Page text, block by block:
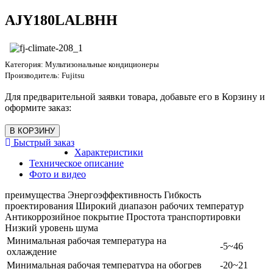
AJY180LALBHH
Категория: Мультизональные кондиционеры
Производитель: Fujitsu
Для предварительной заявки товара, добавьте его в Корзину и
оформите заказ:
Быстрый заказ
Характеристики
Техническое описание
Фото и видео
преимущества Энергоэффективность Гибкость
проектирования Широкий диапазон рабочих температур
Антикоррозийное покрытие Простота транспортировки
Низкий уровень шума
Минимальная рабочая температура на
охлаждение
-5~46
Минимальная рабочая температура на обогрев
-20~21